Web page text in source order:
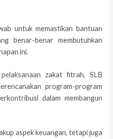
untuk memastikan bantuan
benar-benar membutuhkan
ini.
zakat fitrah, SLB
program-program
dalam membangun
aspek keuangan, tetapi juga